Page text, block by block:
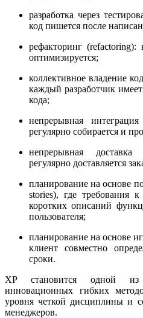
разработка через
код пишется после
рефакторинг (refactoring):
оптимизируется;
коллективное владение
каждый разработчик
кода;
непрерывная
регулярно собирается и
непрерывная
регулярно доставляется
планирование на основе
stories), где
коротких описаний
пользователя;
планирование на основе
клиент совместно
сроки.
XP становится одной
инновационных гибких
уровня четкой дисциплины и
менеджеров.